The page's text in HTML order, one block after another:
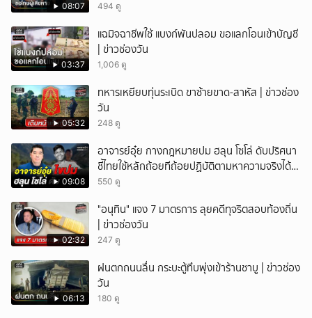
08:07 494 ดู
03:37
แฉมิจฉาชีพใช้ แบงก์พันปลอม ขอแลกโอนเข้าบัญชี
| ข่าวช่องวัน
1,006 ดู
05:32
ทหารเหยียบทุ่นระเบิด ขาซ้ายขาด-สาหัส | ข่าวช่อง
วัน
248 ดู
09:08
อาจารย์อุ๋ย กางกฎหมายปม ฮลุน โซโล่ ดับปริศนา
ชี้ไทยใช้หลักถ้อยทีถ้อยปฏิบัติตามหาความจริงได้
แม้ไร้สนธิสัญญา
550 ดู
02:32
"อนุทิน" แจง 7 มาตรการ ลุยคดีทุจริตสอบท้องถิ่น
| ข่าวช่องวัน
247 ดู
06:13
ฝนตกถนนลื่น กระบะตู้ทึบพุ่งเข้าร้านชาบู | ข่าวช่อง
วัน
180 ดู